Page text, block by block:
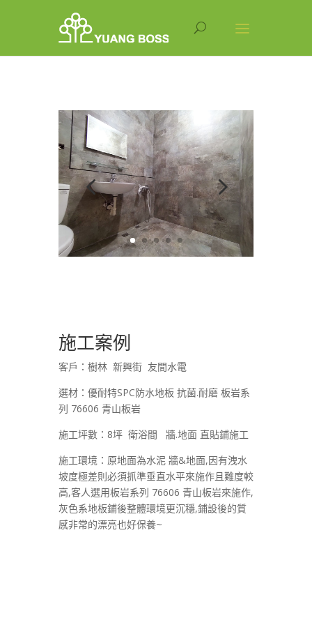
施工案例
客戶：樹林 新興街 友間水電
選材：優耐特SPC防水地板 抗菌.耐磨 板岩系
列 76606 青山板岩
施工坪數：8坪 衛浴間 牆.地面 直貼鋪施工
施工環境：原地面為水泥 牆&地面,因有洩水
坡度極差則必須抓準垂直水平來施作且難度較
高,客人選用板岩系列 76606 青山板岩來施作,
灰色系地板鋪後整體環境更沉穩,鋪設後的質
感非常的漂亮也好保養~